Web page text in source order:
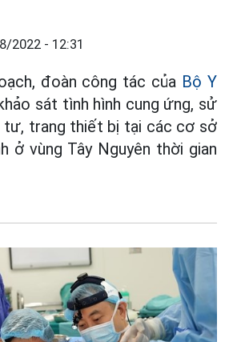
2022 - 12:31
đoàn công tác của Bộ Y
sát tình hình cung ứng, sử
tư, trang thiết bị tại các cơ sở
ở vùng Tây Nguyên thời gian